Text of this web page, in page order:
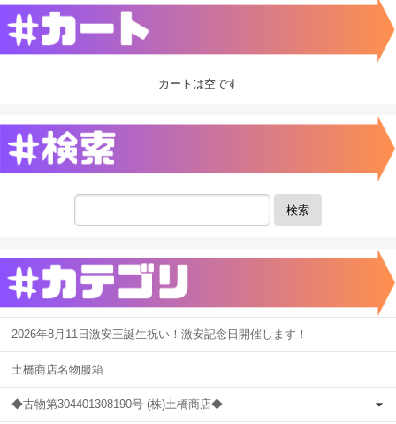
カートは空です
検索
2026年8月11日激安王誕生祝い！激安記念日開催します！
土橋商店名物服箱
◆古物第304401308190号 (株)土橋商店◆